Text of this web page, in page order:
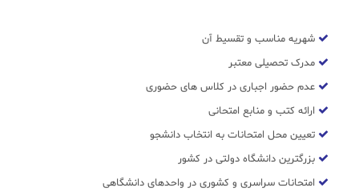
شهریه مناسب و تقسیط آن
مدرک تحصیلی معتبر
عدم حضور اجباری در کلاس های حضوری
ارائه کتب و منابع امتحانی
تعیین محل امتحانات به انتخاب دانشجو
بزرگترین دانشگاه دولتی در کشور
امتحانات سراسری و کشوری در واحدهای دانشگاهی